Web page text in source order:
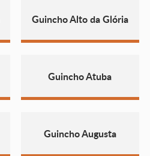
Guincho Alto da Glória
Guincho Atuba
Guincho Augusta